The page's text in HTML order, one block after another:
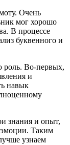
Очень
мог хорошо
В процессе
буквенного и
роль. Во-первых,
и
навык
знания и опыт,
Таким
узнаем